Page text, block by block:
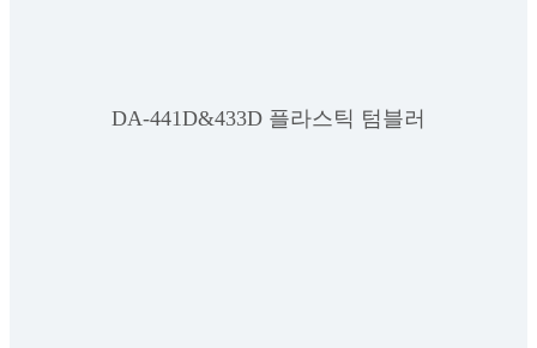
DA-441D&433D 플라스틱 텀블러